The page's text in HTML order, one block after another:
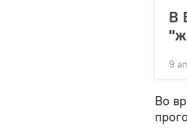
В
9
Во